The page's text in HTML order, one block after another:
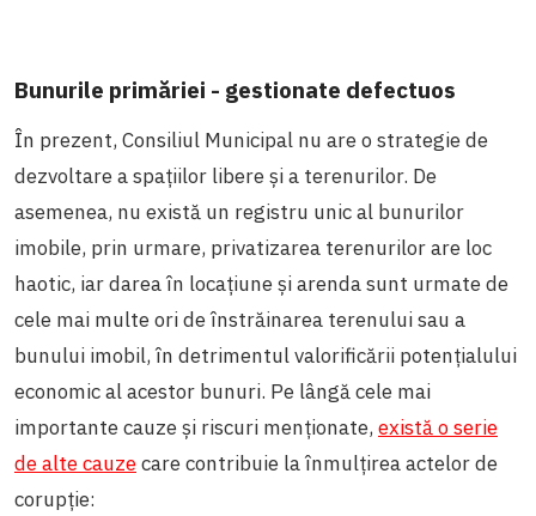
Bunurile primăriei - gestionate defectuos
În prezent, Consiliul Municipal nu are o strategie de
dezvoltare a spațiilor libere și a terenurilor. De
asemenea, nu există un registru unic al bunurilor
imobile, prin urmare, privatizarea terenurilor are loc
haotic, iar darea în locațiune și arenda sunt urmate de
cele mai multe ori de înstrăinarea terenului sau a
bunului imobil, în detrimentul valorificării potențialului
economic al acestor bunuri. Pe lângă cele mai
importante cauze și riscuri menționate, există o serie
de alte cauzecare contribuie la înmulțirea actelor de
corupție: